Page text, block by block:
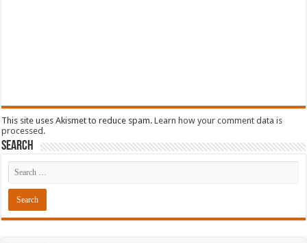
This site uses Akismet to reduce spam.Learn how your comment data is
processed.
Search